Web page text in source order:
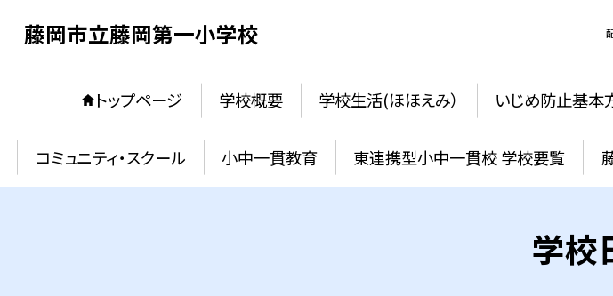
藤岡市立藤岡第一小学校
トップページ 学校概要 学校生活(ほほえみ） いじめ防止基本
コミュニティ・スクール 小中一貫教育 東連携型小中一貫校 学校要覧
学校